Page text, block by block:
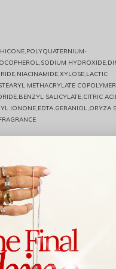
METHACRYLATE
SALICYLATE,CITRIC
IONONE,EDTA,GERANIOL,ORYZA